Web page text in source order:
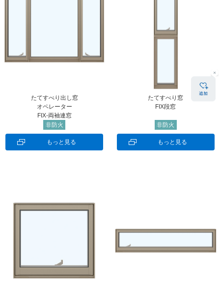
たてすべり出し窓
オペレーター
FIX-両袖連窓
非防火
もっと見る
たてすべり窓
FIX段窓
非防火
もっと見る